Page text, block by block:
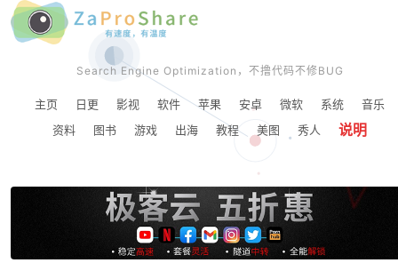
Search Engine Optimization，不撸代码不修BUG
主页 日更 影视 软件 苹果 安卓 微软 系统
音乐
资料
图书 游戏 出海 教程 美图 秀人 说明